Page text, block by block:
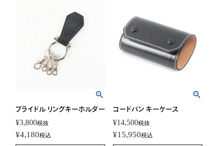
ブライドル リングキーホルダー
¥3,800税抜
¥4,180税込
コードバン キーケース
¥14,500税抜
¥15,950税込